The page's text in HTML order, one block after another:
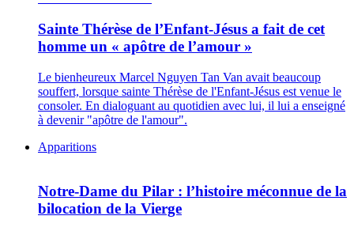
Sainte Thérèse de l’Enfant-Jésus a fait de cet
homme un « apôtre de l’amour »
Le bienheureux Marcel Nguyen Tan Van avait beaucoup
souffert, lorsque sainte Thérèse de l'Enfant-Jésus est venue le
consoler. En dialoguant au quotidien avec lui, il lui a enseigné
à devenir "apôtre de l'amour".
Apparitions
Notre-Dame du Pilar : l’histoire méconnue de la
bilocation de la Vierge